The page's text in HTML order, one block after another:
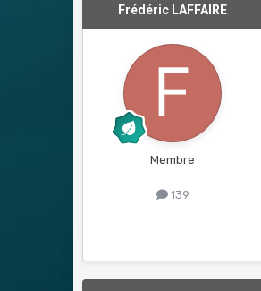
Frédéric LAFFAIRE
Membre
139